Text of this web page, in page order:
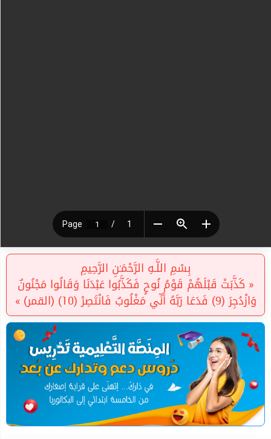
بِسْمِ اللَّـهِ الرَّحْمَـٰنِ الرَّحِيمِ
« كَذَّبَتْ قَبْلَهُمْ قَوْمُ نُوحٍ فَكَذَّبُوا عَبْدَنَا وَقَالُوا مَجْنُونٌ
وَازْدُجِرَ (9) فَدَعَا رَبَّهُ أَنِّي مَغْلُوبٌ فَانْتَصِرْ (10) (القمر) »